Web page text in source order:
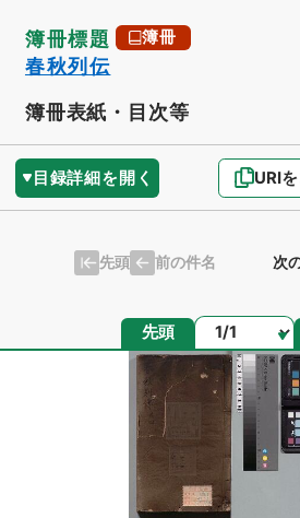
簿冊標題 簿冊
春秋列伝
簿冊表紙・目次等
目録詳細を開く URI
先頭 前の件名 次
先頭 ページ